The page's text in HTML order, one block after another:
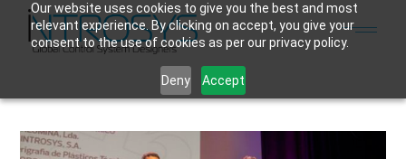
Our website uses cookies to give you the best and most
relevant experience. By clicking on accept, you give your
consent to the use of cookies as per our privacy policy.
Deny Accept
content